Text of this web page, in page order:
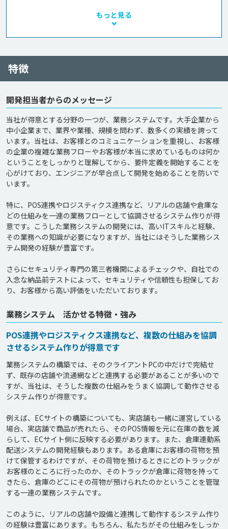
もっと見る
特徴
開発担当者からのメッセージ
当社が得意とする分野の一つが、業務システムです。大手企業から
中小企業まで、業界や業種、規模を問わず、数多くの実績を誇って
います。当社は、お客様とのコミュニケーションを重視し、お客様
の企業の複雑な業務フローやお客様が本当に求めているものは何か
ということをしっかりと理解してから、要件定義を開始することを
心がけており、エンジニアが早合点して開発を始めることを防いで
います。
特に、POS連携やロジスティクス連携など、リアルの店舗や倉庫な
どの仕組みを一連の業務フローとして協調させるシステム作りが得
意です。こうした業務システムの開発には、高いITスキルと経験、
その業務への知識が必要になりますが、当社にはそうした業務シス
テム開発の経験が豊富です。
さらにセキュリティ専門の第三者機関によるチェックや、自社での
入念な納品前テストによって、セキュリティや信頼性も担保してお
業務システム 活かせる特徴・強み
POS連携やロジスティクス連携など、複数の仕組みを協調
させるシステム作りが得意です
業務システムの構築では、そのクライアントPCの中だけで完結せ
ず、既存の店舗や流通網などと連携する必要があることが多いので
すが、当社は、そうした複数の仕組みをうまく協調して動作させる
システム作りが得意です。
例えば、ECサイトの構築についても、実店舗も一緒に運営している
場合、実店舗で商品が売れたら、そのPOS情報を元に在庫の数を減
らして、ECサイト側に反映する必要があります。また、倉庫連動系
配送システムの開発経験もあります。ある倉庫にお客様の荷物を預
けて保管するわけですが、その荷物を預けるときにどのトラックが
お客様のところに行ったのか、そのトラックが倉庫に荷物を持って
きたら、倉庫のどこにその荷物が預けられたのかということを管理
する一連の業務システムです。
このように、リアルの店舗や設備と連携して動作するシステム作り
の経験は豊富にあります。もちろん、私たちがその仕組みをしっか